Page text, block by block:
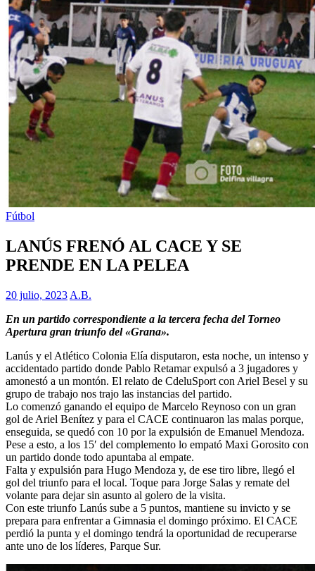
Fútbol
LANÚS FRENÓ AL CACE Y SE
PRENDE EN LA PELEA
20 julio, 2023 A.B.
En un partido correspondiente a la tercera fecha del Torneo
Apertura gran triunfo del «Grana».
Lanús y el Atlético Colonia Elía disputaron, esta noche, un intenso y
accidentado partido donde Pablo Retamar expulsó a 3 jugadores y
amonestó a un montón. El relato de CdeluSport con Ariel Besel y su
grupo de trabajo nos trajo las instancias del partido.
Lo comenzó ganando el equipo de Marcelo Reynoso con un gran
gol de Ariel Benítez y para el CACE continuaron las malas porque,
enseguida, se quedó con 10 por la expulsión de Emanuel Mendoza.
Pese a esto, a los 15′ del complemento lo empató Maxi Gorosito con
un partido donde todo apuntaba al empate.
Falta y expulsión para Hugo Mendoza y, de ese tiro libre, llegó el
gol del triunfo para el local. Toque para Jorge Salas y remate del
volante para dejar sin asunto al golero de la visita.
Con este triunfo Lanús sube a 5 puntos, mantiene su invicto y se
prepara para enfrentar a Gimnasia el domingo próximo. El CACE
perdió la punta y el domingo tendrá la oportunidad de recuperarse
ante uno de los líderes, Parque Sur.